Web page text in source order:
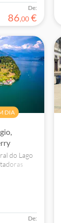
De:
86,00 €
DIA
do Lago
De: